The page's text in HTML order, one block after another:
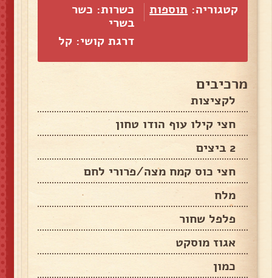
קטגוריה: תוספות
כשרות: כשר
בשרי
דרגת קושי: קל
מרכיבים
לקציצות
חצי קילו עוף הודו טחון
2 ביצים
חצי כוס קמח מצה/פרורי לחם
מלח
פלפל שחור
אגוז מוסקט
כמון